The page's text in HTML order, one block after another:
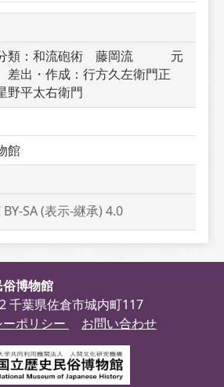
類：和流砲術　藤岡流　　　元
差出・作成：行方久左衛門正
星野平太右衛門
館
BY-SA (表示-継承) 4.0
博物館
千葉県佐倉市城内町117
ポリシー
お問い合わせ